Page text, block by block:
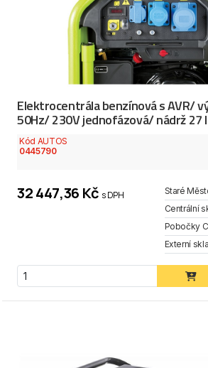
Elektrocentrála benzínová s AVR/
50Hz/ 230V jednofázová/ nádrž 27 l
Kód AUTOS
0445790
32 447,36 Kč s DPH
Staré
Centrální
Pobočky
Externí